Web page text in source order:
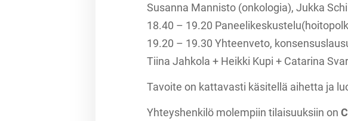
Susanna Mannisto (onkologia), Jukka
18.40 – 19.20
19.20 – 19.30 Yhteenveto,
Tiina Jahkola + Heikki Kupi + Catarina
Tavoite on kattavasti käsitellä aihetta ja
Yhteyshenkilö molempiin tilaisuuksiin on